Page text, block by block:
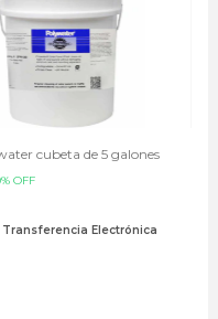
cubeta de 5 galones
% OFF
Transferencia Electrónica